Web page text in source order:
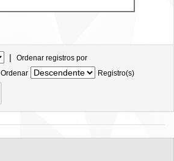
| Ordenar registros por
Ordenar
Registro(s)